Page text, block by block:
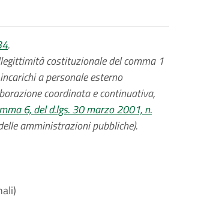
.
costituzionale del comma 1
a personale esterno
coordinata e continuativa,
6, del d.lgs. 30 marzo 2001, n.
amministrazioni pubbliche).